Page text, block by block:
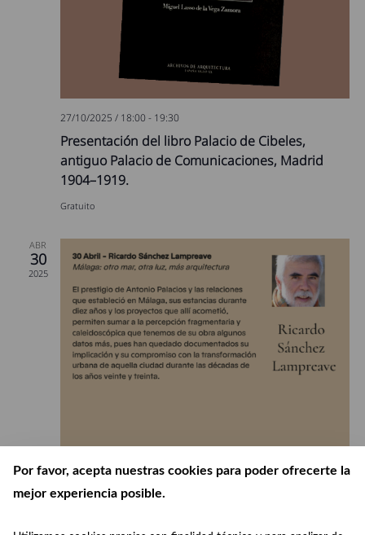
Por favor, acepta nuestras cookies para poder ofrecerte la
mejor experiencia posible.
27/10/2025 / 18:00- 19:30
Presentación del libro Palacio de Cibeles,
antiguo Palacio de Comunicaciones, Madrid
1904–1919.
Gratuito
ABR
30
2025